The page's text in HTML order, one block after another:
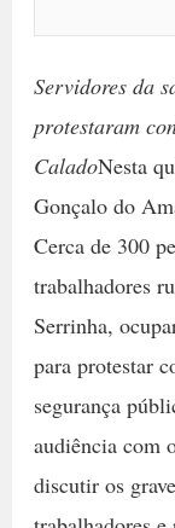
Servidores da
protestaram
CaladoNesta
Gonçalo do
Cerca de 300
trabalhadores
Serrinha,
para protestar
segurança
audiência com
discutir os